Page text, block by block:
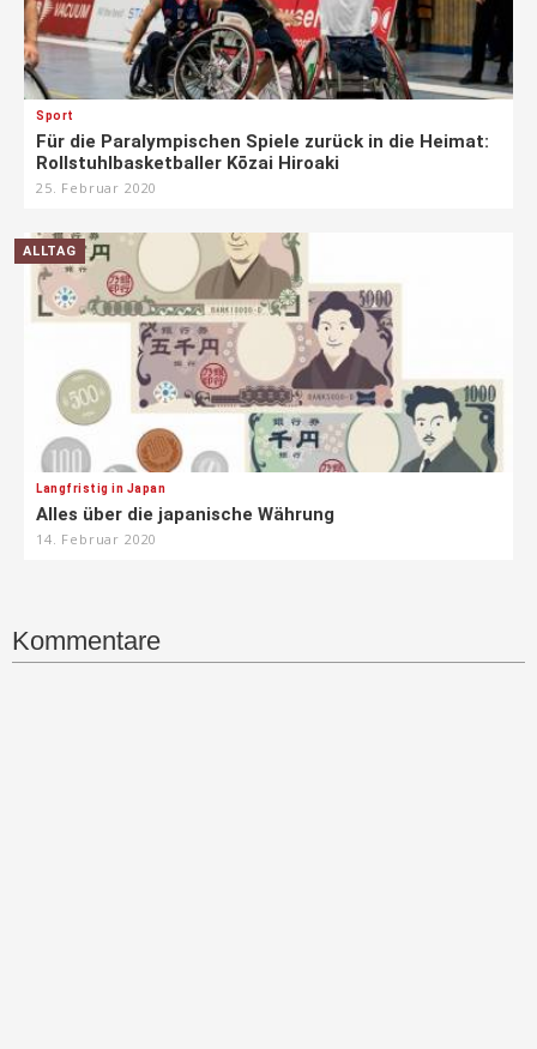
Sport
Für die Paralympischen Spiele zurück in die Heimat:
Rollstuhlbasketballer Kōzai Hiroaki
25. Februar 2020
ALLTAG
Langfristig in Japan
Alles über die japanische Währung
14. Februar 2020
Kommentare